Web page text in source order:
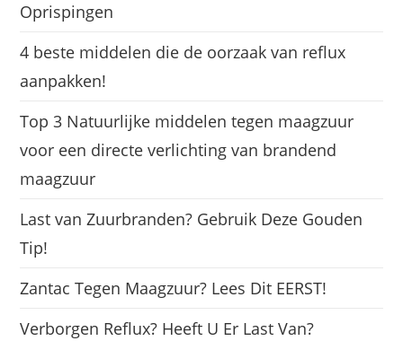
Oprispingen
4 beste middelen die de oorzaak van reflux
aanpakken!
Top 3 Natuurlijke middelen tegen maagzuur
voor een directe verlichting van brandend
maagzuur
Last van Zuurbranden? Gebruik Deze Gouden
Tip!
Zantac Tegen Maagzuur? Lees Dit EERST!
Verborgen Reflux? Heeft U Er Last Van?